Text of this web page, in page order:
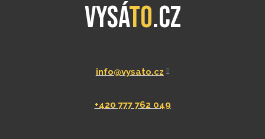
chemie existuje. Při použití takové chemie cena
VysáTo.cz
info@vysato.cz
+420 777 762 049